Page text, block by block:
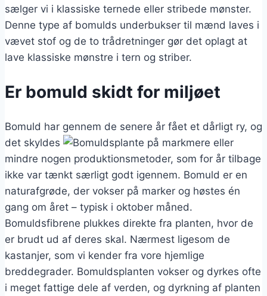
sælger vi i klassiske ternede eller stribede mønster.
Denne type af bomulds underbukser til mænd laves i
vævet stof og de to trådretninger gør det oplagt at
lave klassiske mønstre i tern og striber.
Er bomuld skidt for miljøet
Bomuld har gennem de senere år fået et dårligt ry, og
det skyldes
mere eller
mindre nogen produktionsmetoder, som for år tilbage
ikke var tænkt særligt godt igennem. Bomuld er en
naturafgrøde, der vokser på marker og høstes én
gang om året – typisk i oktober måned.
Bomuldsfibrene plukkes direkte fra planten, hvor de
er brudt ud af deres skal. Nærmest ligesom de
kastanjer, som vi kender fra vore hjemlige
breddegrader. Bomuldsplanten vokser og dyrkes ofte
i meget fattige dele af verden, og dyrkning af planten